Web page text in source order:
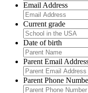
Email Address
Current grade
Date of birth
Parent Email
Parent Phone